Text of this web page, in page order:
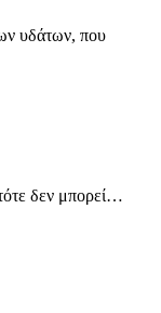
υδάτων, που
δεν μπορεί…